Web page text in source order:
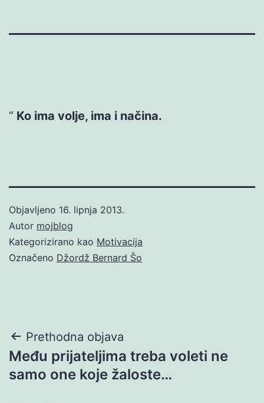
Ko ima volje, ima i načina.
Objavljeno 16. lipnja 2013.
Autor mojblog
Kategorizirano kao Motivacija
Označeno Džordž Bernard Šo
Navigacija
objava
Prethodna objava
Među prijateljima treba voleti ne
samo one koje žaloste…